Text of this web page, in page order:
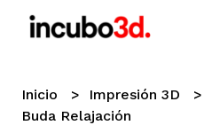
Inicio Impresión 3D
Buda Relajación